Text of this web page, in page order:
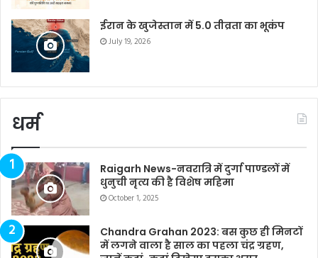
ईरान के खुजेस्तान में 5.0 तीव्रता का भूकंप
July 19, 2026
धर्म
Raigarh News-नवरात्रि में दुर्गा पाण्डलों में
धुनुची नृत्य की है विशेष महिमा
October 1, 2025
Chandra Grahan 2023: बस कुछ ही मिनटों
में लगने वाला है साल का पहला चंद्र ग्रहण,